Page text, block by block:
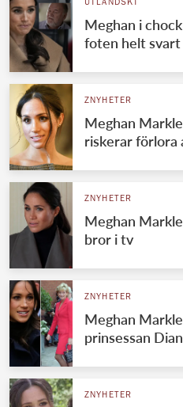
VÄRLDENS
Svenska
Brittiska
Danska
Jordanska
Luxemburgska
Japanska
Thailändska
UTLÄNDSKT
Meghan i
foten helt svart
ZNYHETER
Meghan
riskerar förlora
ZNYHETER
Meghan
bror i tv
ZNYHETER
Meghan
prinsessan
ZNYHETER